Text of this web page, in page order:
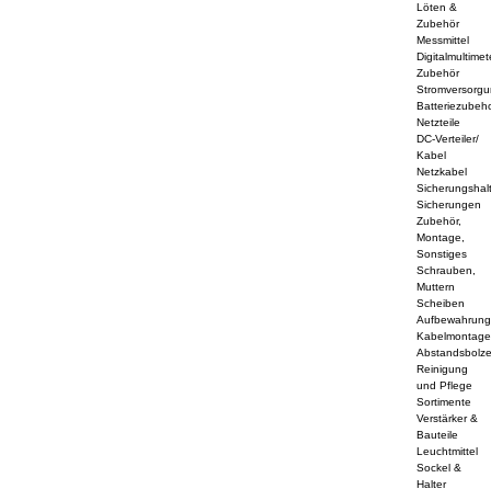
Löten &
Zubehör
Messmittel
Zubehör
Netzteile
DC-Verteiler/
Kabel
Netzkabel
Sicherungen
Zubehör,
Montage,
Sonstiges
Schrauben,
Muttern
Scheiben
Aufbewahrung
Kabelmontage
Reinigung
und Pflege
Sortimente
Verstärker &
Bauteile
Leuchtmittel
Sockel &
Halter